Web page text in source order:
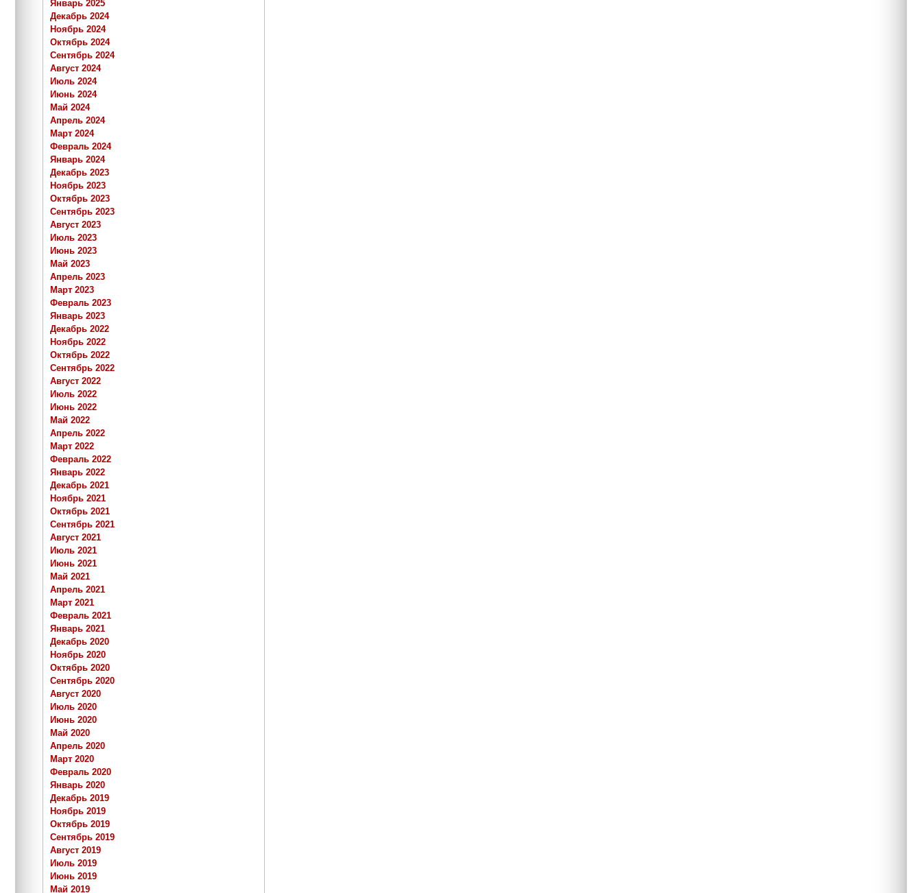
Январь 2025
Декабрь 2024
Ноябрь 2024
Октябрь 2024
Сентябрь 2024
Август 2024
Июль 2024
Июнь 2024
Май 2024
Апрель 2024
Март 2024
Февраль 2024
Январь 2024
Декабрь 2023
Ноябрь 2023
Октябрь 2023
Сентябрь 2023
Август 2023
Июль 2023
Июнь 2023
Май 2023
Апрель 2023
Март 2023
Февраль 2023
Январь 2023
Декабрь 2022
Ноябрь 2022
Октябрь 2022
Сентябрь 2022
Август 2022
Июль 2022
Июнь 2022
Май 2022
Апрель 2022
Март 2022
Февраль 2022
Январь 2022
Декабрь 2021
Ноябрь 2021
Октябрь 2021
Сентябрь 2021
Август 2021
Июль 2021
Июнь 2021
Май 2021
Апрель 2021
Март 2021
Февраль 2021
Январь 2021
Декабрь 2020
Ноябрь 2020
Октябрь 2020
Сентябрь 2020
Август 2020
Июль 2020
Июнь 2020
Май 2020
Апрель 2020
Март 2020
Февраль 2020
Январь 2020
Декабрь 2019
Ноябрь 2019
Октябрь 2019
Сентябрь 2019
Август 2019
Июль 2019
Июнь 2019
Май 2019